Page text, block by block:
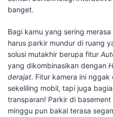
banget.
Bagi kamu yang sering
harus parkir mundur di ruang
solusi mutakhir berupa fitur
yang dikombinasikan dengan
derajat. Fitur kamera ini nggak
sekeliling mobil, tapi juga
transparan! Parkir di
minggu pun bakal terasa